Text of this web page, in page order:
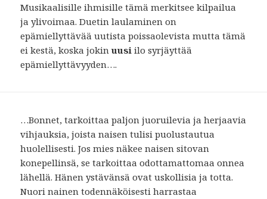
Musikaalisille ihmisille tämä merkitsee kilpailua
ja ylivoimaa. Duetin laulaminen on
epämiellyttävää uutista poissaolevista mutta tämä
ei kestä, koska jokinuusi ilo syrjäyttää
epämiellyttävyyden….
…Bonnet, tarkoittaa paljon juoruilevia ja herjaavia
vihjauksia, joista naisen tulisi puolustautua
huolellisesti. Jos mies näkee naisen sitovan
konepellinsä, se tarkoittaa odottamattomaa onnea
lähellä. Hänen ystävänsä ovat uskollisia ja totta.
Nuori nainen todennäköisesti harrastaa